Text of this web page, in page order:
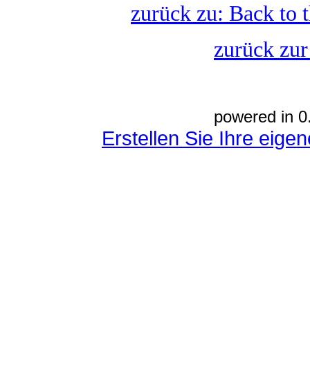
zurück zu: Back to
zurück
powered in
Erstellen Sie Ihre